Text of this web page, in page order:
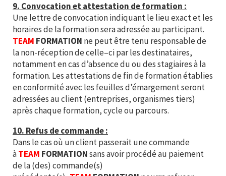
9. Convocation et attestation de formation :
Une lettre de convocation indiquant le lieu exact et les
horaires de la formation sera adressée au participant.
TEAM FORMATION ne peut être tenu responsable de
la non-réception de celle–ci par les destinataires,
notamment en cas d’absence du ou des stagiaires à la
formation. Les attestations de fin de formation établies
en conformité avec les feuilles d’émargement seront
adressées au client (entreprises, organismes tiers)
après chaque formation, cycle ou parcours.
10. Refus de commande :
Dans le cas où un client passerait une commande
àTEAM FORMATIONsans avoir procédé au paiement
de la (des) commande(s)